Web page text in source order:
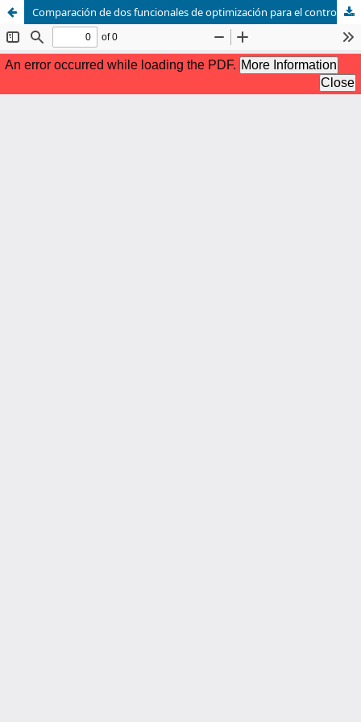
Comparación de dos funcionales de optimización para el control de estructuras monosimétricas sometidas a sismos de ancho de banda amplio por medio de dos amortiguadores de columna de líquido sintonizados